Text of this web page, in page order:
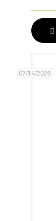
07/14/2026